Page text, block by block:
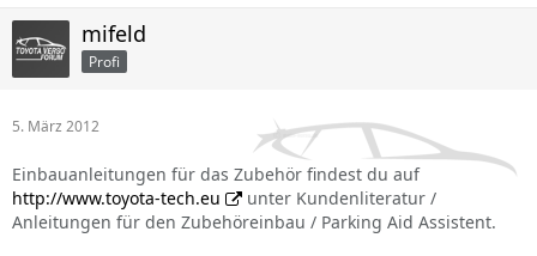
mifeld
Profi
5. März 2012
Einbauanleitungen für das Zubehör findest du auf
http://www.toyota-tech.eu
unter Kundenliteratur /
Anleitungen für den Zubehöreinbau / Parking Aid Assistent.